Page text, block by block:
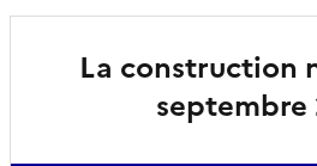
La construction
septembre